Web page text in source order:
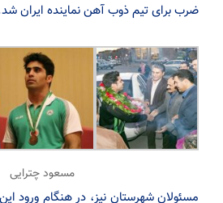
ضرب برای تیم ذوب آهن نماینده ایران
مسعود چترایی
مسئولان شهرستان نیز، در هنگام ورود